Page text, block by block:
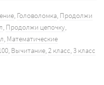
Головоломка Продолжи
Продолжи цепочку
Математические
Вычитание 2 класс 3 класс